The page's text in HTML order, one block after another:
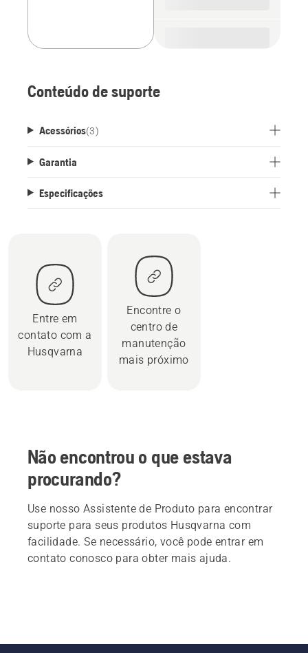
Conteúdo de suporte
Acessórios(3)
Garantia
Especificações
Entre em
contato com a
Husqvarna
Encontre o
centro de
manutenção
mais próximo
Não encontrou o que estava
procurando?
Use nosso Assistente de Produto para encontrar
suporte para seus produtos Husqvarna com
facilidade. Se necessário, você pode entrar em
contato conosco para obter mais ajuda.